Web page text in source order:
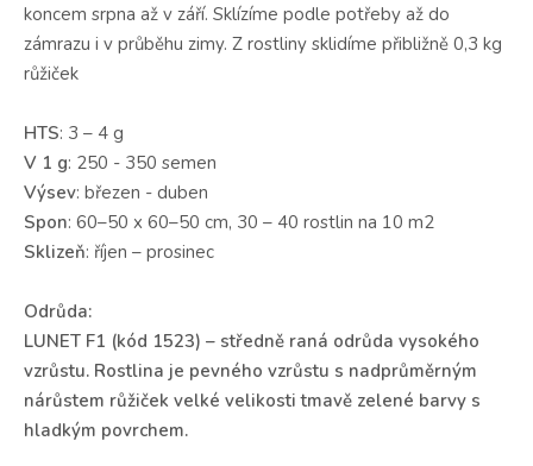
koncem srpna až v září. Sklízíme podle potřeby až do
zámrazu i v průběhu zimy. Z rostliny sklidíme přibližně 0,3 kg
růžiček
HTS: 3 – 4 g
V 1 g: 250 - 350 semen
Výsev: březen - duben
Spon: 60–50 x 60–50 cm, 30 – 40 rostlin na 10 m2
Sklizeň: říjen – prosinec
Odrůda:
LUNET F1 (kód 1523) – středně raná odrůda vysokého
vzrůstu. Rostlina je pevného vzrůstu s nadprůměrným
nárůstem růžiček velké velikosti tmavě zelené barvy s
hladkým povrchem.